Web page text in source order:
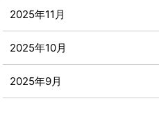
2025年11月
2025年10月
2025年9月